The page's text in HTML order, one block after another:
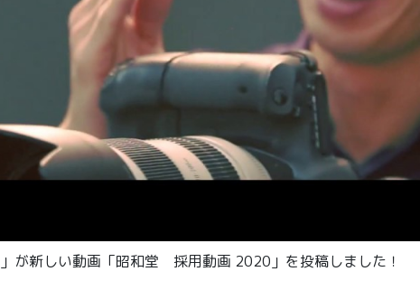
が新しい動画「昭和堂 採用動画 2020」を投稿しました！